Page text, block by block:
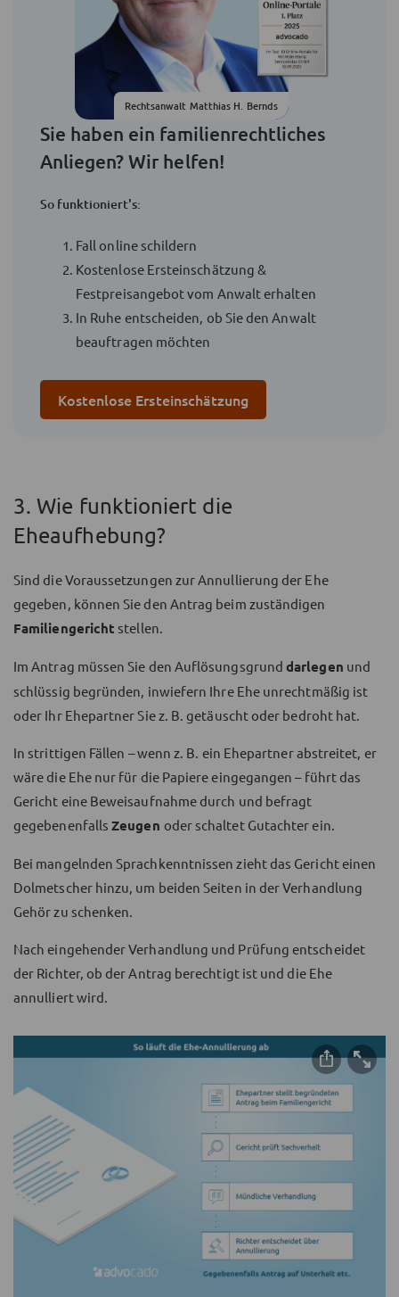
Rechtsanwalt Matthias H. Bernds
Sie haben ein familienrechtliches
Anliegen? Wir helfen!
So funktioniert's:
Fall online schildern
Kostenlose Ersteinschätzung &
Festpreisangebot vom Anwalt erhalten
In Ruhe entscheiden, ob Sie den Anwalt
beauftragen möchten
Kostenlose Ersteinschätzung
3. Wie funktioniert die
Eheaufhebung?
Sind die Voraussetzungen zur Annullierung der Ehe
gegeben, können Sie den Antrag beim zuständigen
Familiengericht stellen.
Im Antrag müssen Sie den Auflösungsgrunddarlegen und
schlüssig begründen, inwiefern Ihre Ehe unrechtmäßig ist
oder Ihr Ehepartner Sie z. B. getäuscht oder bedroht hat.
In strittigen Fällen – wenn z. B. ein Ehepartner abstreitet, er
wäre die Ehe nur für die Papiere eingegangen – führt das
Gericht eine Beweisaufnahme durch und befragt
gegebenenfallsZeugen oder schaltet Gutachter ein.
Bei mangelnden Sprachkenntnissen zieht das Gericht einen
Dolmetscher hinzu, um beiden Seiten in der Verhandlung
Gehör zu schenken.
Nach eingehender Verhandlung und Prüfung entscheidet
der Richter, ob der Antrag berechtigt ist und die Ehe
annulliert wird.